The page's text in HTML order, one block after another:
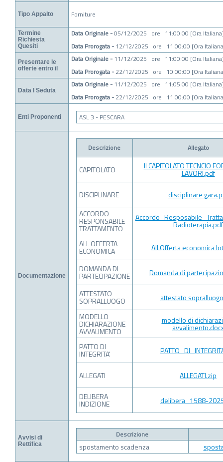
Tipo Appalto Forniture
Termine
Richiesta
Quesiti
Data Originale -05/12/2025 ore 11:00:00 [Ora
Data Prorogata - 12/12/2025 ore 11:00:00 [Ora
Presentare le
offerte entro il
Data Originale - 11/12/2025 ore 11:00:00 [Ora
Data Prorogata - 22/12/2025 ore 10:00:00 [Ora
Data I Seduta
Data Originale - 11/12/2025 ore 11:05:00 [Ora
Data Prorogata - 22/12/2025 ore 11:00:00 [Ora
Enti Proponenti ASL 3 - PESCARA
Documentazione
Descrizione Allegato
CAPITOLATO II CAPITOLATO TECNCIO
LAVORI.pdf
DISCIPLINARE
disciplinare
ACCORDO
RESPONSABILE
TRATTAMENTO
Radioterapia.pdf
ALL OFFERTA
ECONOMICA
All.Offerta economica
DOMANDA DI
PARTECIPAZIONE
Domanda di
ATTESTATO
SOPRALLUOGO
attestato
MODELLO
DICHIARAZIONE
AVVALIMENTO
modello di
PATTO DI
INTEGRITA'
ALLEGATI
ALLEGATI.zip
DELIBERA
INDIZIONE delibera_1588-
Avvisi di
Rettifica
Descrizione
spostamento scadenza